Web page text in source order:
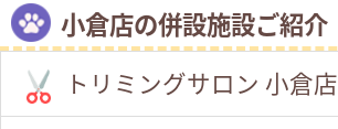
小倉店の併設施設ご紹介
トリミングサロン 小倉店